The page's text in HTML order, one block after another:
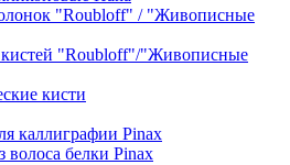
"Roubloff" / "Живописные
"Roubloff"/"Живописные
кисти
каллиграфии Pinax
волоса белки Pinax